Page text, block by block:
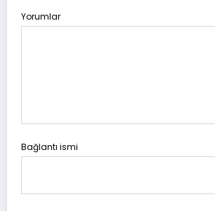
Yorumlar
Bağlantı ismi